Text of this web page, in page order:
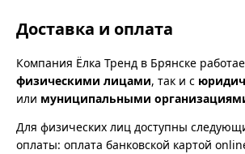
Доставка и оплата
Компания Ёлка Тренд в Брянске
физическими лицами, так и с
или муниципальными
Для физических лиц доступны
оплаты: оплата банковской картой